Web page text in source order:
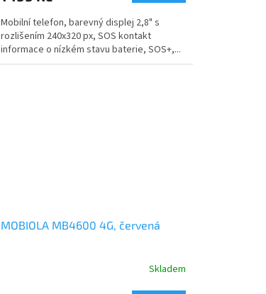
Mobilní telefon, barevný displej 2,8" s
rozlišením 240x320 px, SOS kontakt
informace o nízkém stavu baterie, SOS+,...
MOBIOLA MB4600 4G, červená
Skladem